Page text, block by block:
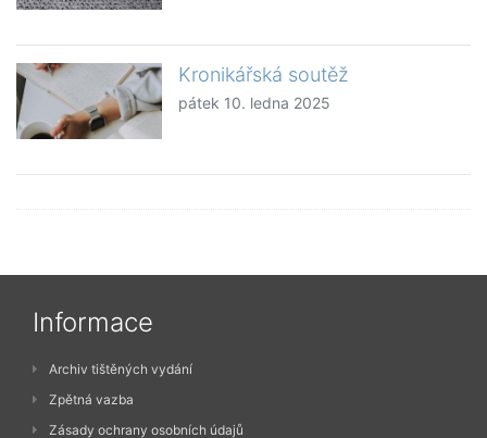
Kronikářská soutěž
pátek 10. ledna 2025
Informace
Archiv tištěných vydání
Zpětná vazba
Zásady ochrany osobních údajů